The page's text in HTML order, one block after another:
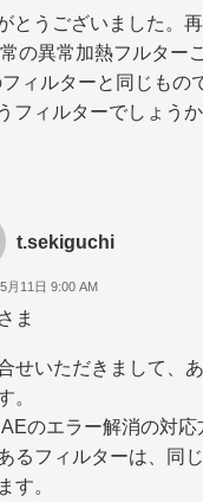
とうございました。再
の異常加熱フルター
ィルターと同じもの
フィルターでしょうか
t.sekiguchi
月11日 9:00 AM
ま
せいただきまして、
。
のエラー解消の対応
るフィルターは、同
す。